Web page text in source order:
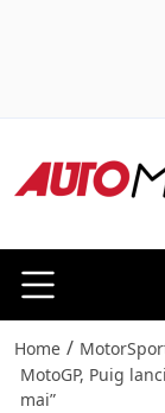
Home /
MotoGP, Puig
mai”